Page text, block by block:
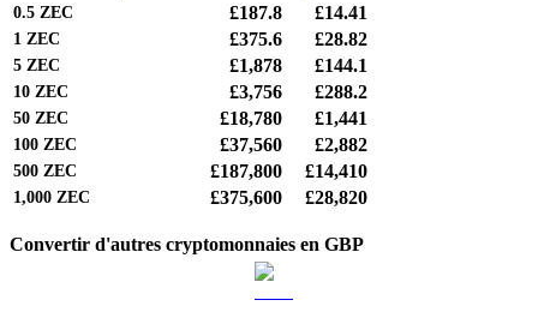
0.5 ZEC £187.8 £14.41
1 ZEC £375.6 £28.82
5 ZEC £1,878 £144.1
10 ZEC £3,756 £288.2
50 ZEC £18,780 £1,441
100 ZEC £37,560 £2,882
500 ZEC £187,800 £14,410
1,000 ZEC £375,600 £28,820
Convertir d'autres cryptomonnaies en GBP